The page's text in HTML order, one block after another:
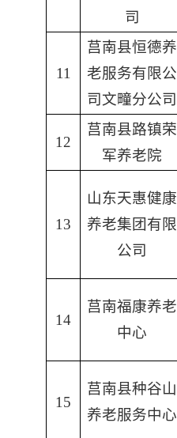
司
11
莒南县恒德养
老服务有限公
司文疃分公司
12
莒南县路镇荣
军养老院
13
山东天惠健康
养老集团有限
公司
14
莒南福康养老
中心
15
莒南县种谷山
养老服务中心